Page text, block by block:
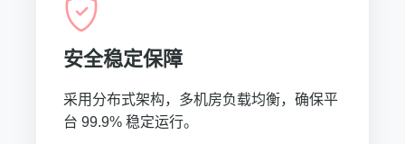
安全稳定保障
采用分布式架构，多机房负载均衡，确保平
台 99.9% 稳定运行。